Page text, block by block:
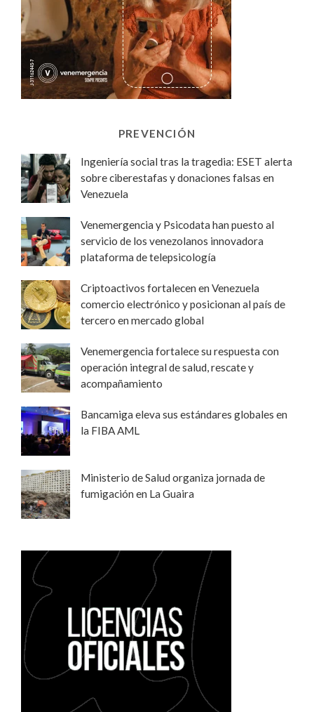
PREVENCIÓN
Ingeniería social tras la tragedia: ESET alerta
sobre ciberestafas y donaciones falsas en
Venezuela
Venemergencia y Psicodata han puesto al
servicio de los venezolanos innovadora
plataforma de telepsicología
Criptoactivos fortalecen en Venezuela
comercio electrónico y posicionan al país de
tercero en mercado global
Venemergencia fortalece su respuesta con
operación integral de salud, rescate y
acompañamiento
Bancamiga eleva sus estándares globales en
la FIBA AML
Ministerio de Salud organiza jornada de
fumigación en La Guaira